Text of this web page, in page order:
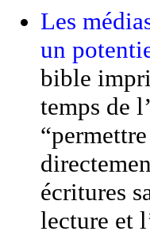
Les
un
bible
temps de
écritures
lecture et